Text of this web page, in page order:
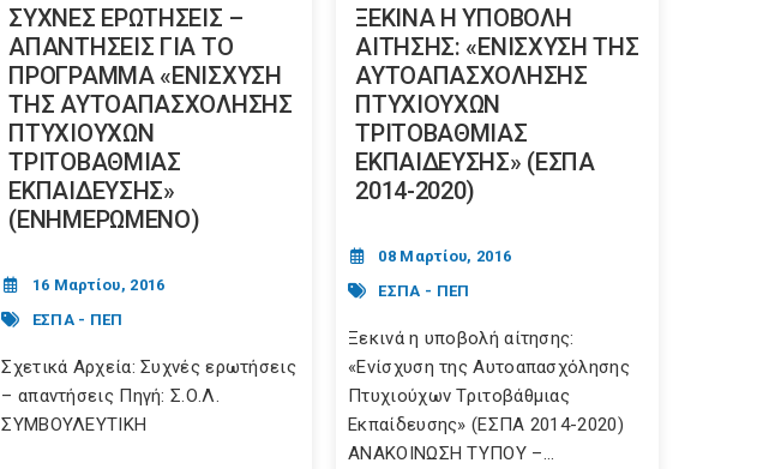
ΣΥΧΝΕΣ ΕΡΩΤΗΣΕΙΣ –
ΑΠΑΝΤΗΣΕΙΣ ΓΙΑ ΤΟ
ΠΡΟΓΡΑΜΜΑ «ΕΝΙΣΧΥΣΗ
ΤΗΣ ΑΥΤΟΑΠΑΣΧΟΛΗΣΗΣ
ΠΤΥΧΙΟΥΧΩΝ
ΤΡΙΤΟΒΑΘΜΙΑΣ
ΕΚΠΑΙΔΕΥΣΗΣ»
(ΕΝΗΜΕΡΩΜΕΝΟ)
16 Μαρτίου, 2016
ΕΣΠΑ - ΠΕΠ
Σχετικά Αρχεία: Συχνές ερωτήσεις
– απαντήσεις Πηγή: Σ.Ο.Λ.
ΣΥΜΒΟΥΛΕΥΤΙΚΗ
ΞΕΚΙΝΑ Η ΥΠΟΒΟΛΗ
ΑΙΤΗΣΗΣ: «ΕΝΙΣΧΥΣΗ ΤΗΣ
ΑΥΤΟΑΠΑΣΧΟΛΗΣΗΣ
ΠΤΥΧΙΟΥΧΩΝ
ΤΡΙΤΟΒΑΘΜΙΑΣ
ΕΚΠΑΙΔΕΥΣΗΣ» (ΕΣΠΑ
2014-2020)
08 Μαρτίου, 2016
ΕΣΠΑ - ΠΕΠ
Ξεκινά η υποβολή αίτησης:
«Ενίσχυση της Αυτοαπασχόλησης
Πτυχιούχων Τριτοβάθμιας
Εκπαίδευσης» (ΕΣΠΑ 2014-2020)
ΑΝΑΚΟΙΝΩΣΗ ΤΥΠΟΥ –...